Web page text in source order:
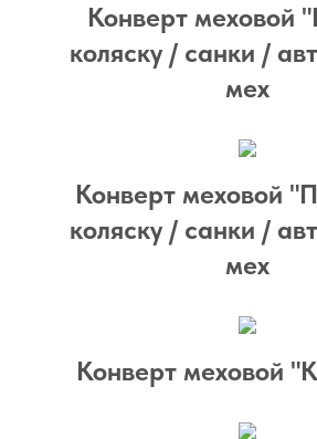
Конверт меховой
коляску / санки /
мех
Конверт меховой
коляску / санки /
мех
Конверт меховой